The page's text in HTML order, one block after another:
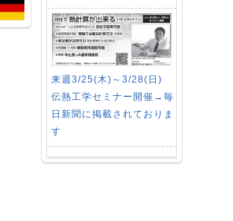
来週3/25(木)～3/28(日)
伝熱工学セミナー開催→毎
日新聞に掲載されておりま
す